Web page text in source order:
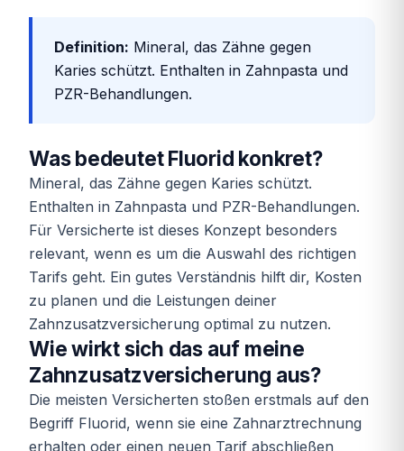
Definition: Mineral, das Zähne gegen
Karies schützt. Enthalten in Zahnpasta und
PZR-Behandlungen.
Was bedeutet Fluorid konkret?
Mineral, das Zähne gegen Karies schützt.
Enthalten in Zahnpasta und PZR-Behandlungen.
Für Versicherte ist dieses Konzept besonders
relevant, wenn es um die Auswahl des richtigen
Tarifs geht. Ein gutes Verständnis hilft dir, Kosten
zu planen und die Leistungen deiner
Zahnzusatzversicherung optimal zu nutzen.
Wie wirkt sich das auf meine
Zahnzusatzversicherung aus?
Die meisten Versicherten stoßen erstmals auf den
Begriff Fluorid, wenn sie eine Zahnarztrechnung
erhalten oder einen neuen Tarif abschließen